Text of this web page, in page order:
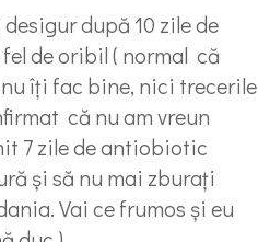
după 10 zile de
de oribil ( normal că
îți fac bine, nici trecerile
că nu am vreun
7 zile de antiobiotic
și să nu mai zburați
Vai ce frumos și eu